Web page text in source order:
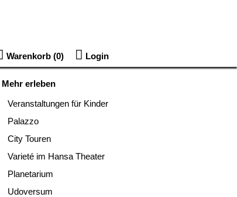
Warenkorb (0) Login
Mehr erleben
Veranstaltungen für Kinder
Palazzo
City Touren
Varieté im Hansa Theater
Planetarium
Udoversum